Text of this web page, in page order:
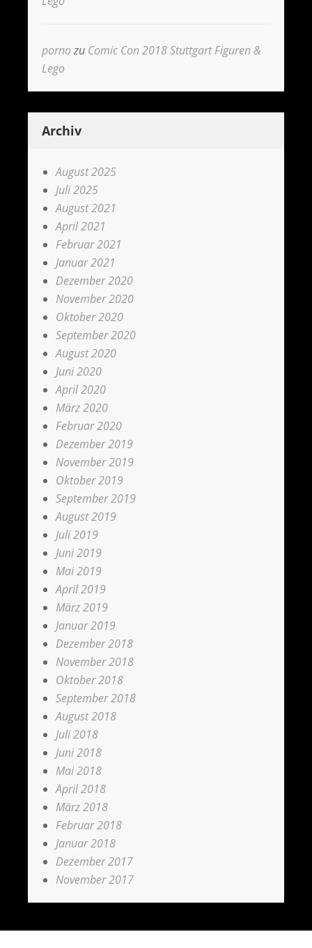
porno zu Comic Con 2018 Stuttgart Figuren &
Lego
Archiv
August 2025
Juli 2025
August 2021
April 2021
Februar 2021
Januar 2021
Dezember 2020
November 2020
Oktober 2020
September 2020
August 2020
Juni 2020
April 2020
März 2020
Februar 2020
Dezember 2019
November 2019
Oktober 2019
September 2019
August 2019
Juli 2019
Juni 2019
Mai 2019
April 2019
März 2019
Januar 2019
Dezember 2018
November 2018
Oktober 2018
September 2018
August 2018
Juli 2018
Juni 2018
Mai 2018
April 2018
März 2018
Februar 2018
Januar 2018
Dezember 2017
November 2017